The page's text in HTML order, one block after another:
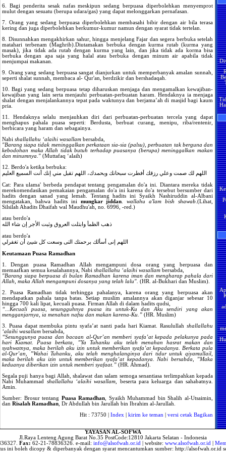
6. Bagi penderita sesak nafas meskipun sedang berpuasa diperbolehkan menyemprot
mulut dengan sesuatu (berupa udara/gas) yang dapat melonggarkan pernafasan.
7. Orang yang sedang berpuasa diperbolehkan membasahi bibir dengan air bila terasa
kering dan juga diperbolehkan berkumur-kumur namun dengan syarat tidak tertelan.
8. Disunnahkan mengakhirkan sahur, hingga menjelang Fajar dan segera berbuka setelah
matahari terbenam (Maghrib).Diutamakan berbuka dengan kurma rutab (kurma yang
masak), jika tidak ada rutab dengan kurma yang lain, dan jika tidak ada korma bisa
berbuka dengan apa saja yang halal atau berbuka dengan minum air apabila tidak
menjumpai makanan.
9. Orang yang sedang berpuasa sangat dianjurkan untuk memperbanyak amalan sunnah,
seperti shalat sunnah, membaca al- Qur'an, berdzikir dan bershadaqah.
10. Bagi yang sedang berpuasa tetap diharuskan menjaga dan mengamalkan kewajiban-
kewajiban yang lain serta menjauhi perbuatan-perbuatan haram. Hendaknya ia menjaga
shalat dengan menjalankannya tepat pada waktunya dan berjama’ah di masjid bagi kaum
pria.
11. Hendaknya selalu menjauhkan diri dari perbuatan-perbuatan tercela yang dapat
menghapus pahala puasa seperti: Berdusta, berbuat curang, menipu, riba/rentenir,
berbicara yang haram dan sebagainya.
Nabi shallallahu ‘alaihi wasallam bersabda,
"Barang siapa tidak meninggalkan perkataan sia-sia (palsu), perbuatan tak berguna dan
kebodohan maka Allah tidak butuh terhadap puasanya (berupa) meninggalkan makan
dan minumnya." (Muttafaq ‘alaih)
12. Berdo'a ketika berbuka:
اللهم لك صمت وعلي رزقك أفطرت سبحانك وبحمدك، اللهم تقبل مني إنك أنت السميع العليم
Cat: Para ulama' berbeda pendapat tentang pengamalan do'a ini. Diantara mereka tidak
merekomendasikan pemakaian pengamalan do'a ini karena do'a tersebut bersumber dari
hadits dengan sanad yang lemah. Tentang hadits ini Syaikh Nashiruddin al-Albani
mengatakan, bahwa hadits ini mungkar jiddan.wallahu a'lam bish shawab.(Lihat,
Silsilah Ahadits Dhaifah wal Maudhu'ah, no. 6996, -red.)
atau berdo'a
ذهب الظمأ وابتلت العروق وثبت الأجر إن شاء الله
atau berdo'a
اللهم إنى أسألك برحمتك التى وسعت كل شيئ أن تغفرلي
Keutamaan Puasa Ramadhan
1. Dengan puasa Ramadhan Allah mengampuni dosa orang yang berpuasa dan
memaafkan semua kesalahannya, Nabi shallallahu ‘alaihi wasallam bersabda,
"Barang siapa berpuasa di bulan Ramadhan karena iman dan mengharap pahala dari
Allah, maka Allah mengampuni dosanya yang telah lalu". (HR. al-Bukhari dan Muslim).
2. Puasa Ramadhan tidak terhingga pahalanya, karena orang yang berpuasa akan
mendapatkan pahala tanpa batas. Setiap muslim amalannya akan diganjar sebesar 10
hingga 700 kali lipat, kecuali puasa. Firman Allah di dalam hadits qudsi,
“...Kecuali puasa, sesungguhnya puasa itu untuk-Ku dan Aku sendiri yang akan
mengganjarnya, ia menahan nafsu dan makan karena-Ku.” (HR. Muslim)
3. Puasa dapat membuka pintu syafa’at nanti pada hari Kiamat. Rasulullah shallallahu
‘alaihi wasallam bersabda,
“Sesunggunya puasa dan bacaan al-Qur’an memberi syafa’at kepada pelakunya pada
hari Kiamat. Puasa berkata, ”Ya Tuhanku aku telah menahan hasrat makan dan
syahwatnya, maka berilah aku izin untuk memberikan syafa’at kepadanya. Berkata pula
al-Qur’an, ”Wahai Tuhanku, aku telah menghalanginya dari tidur untuk qiyamullail,
maka berilah aku izin untuk memberikan syafa’at kepadanya. Nabi bersabda, ”Maka
keduanya diberikan izin untuk memberi syafaat.” (HR. Ahmad).
Segala puji hanya bagi Allah, shalawat dan salam semoga senantiasa terlimpahkan kepada
Nabi Muhammad shallallahu ‘alaihi wasallam, beserta para keluarga dan sahabatnya.
Amin.
Sumber: Brosur tentang Puasa Ramadhan, Syaikh Muhammad bin Shalih al-Utsaimin,
dan Risalah Ramadhan, Dr Abdullah bin Jarullah bin Ibrahim al-Jarullah.
Hit : 73750 | Index kirim ke teman versi cetak Bagikan
YAYASAN AL-SOFWA
Jl.Raya Lenteng Agung Barat No.35 PostCode:12810 Jakarta Selatan - Indonesia
Fax: 62-21-78836326. e-mail: info@alsofwah.or.id | website: www.alsofwah.or.id
ini boleh dicopy & diperbanyak dengan syarat mencantumkan sumber: http://alsofwah.or.id